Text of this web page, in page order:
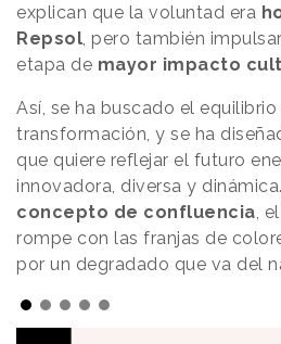
explican que la voluntad era
Repsol, pero también
etapa de mayor impacto
Así, se ha buscado el
transformación, y se ha
que quiere reflejar el futuro
innovadora, diversa y
concepto de confluencia,
rompe con las franjas de
por un degradado que va del